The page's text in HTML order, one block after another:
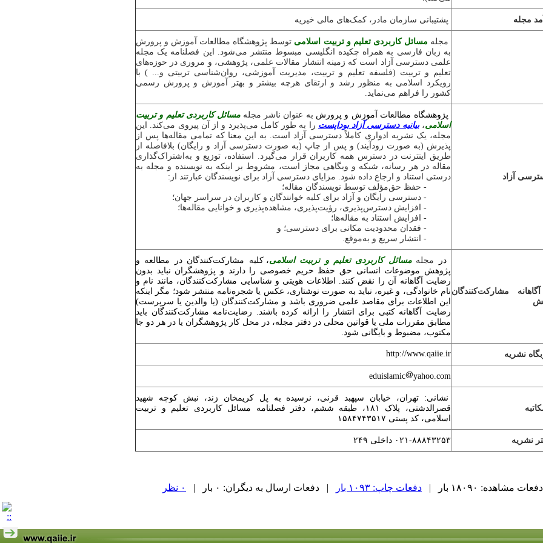
مجله پشتیبانی سازمان مادر، کمک‌های مالی خیریه
مجله مسائل کاربردی تعلیم و تربیت اسلامی توسط پژوهشگاه مطالعات آموزش و پرورش
به زبان فارسی به همراه چکیده انگلیسی مبسوط منتشر می‌شود. این فصلنامه یک مجله
علمی دسترسی آزاد است که زمینه انتشار مقالات علمی، پژوهشی، و مروری در حوزه‌های
تعلیم و تربیت (فلسفه تعلیم و تربیت، مدیریت آموزشی، روان‌شناسی تربیتی و... ) با
رویکرد اسلامی به منظور رشد و ارتقای هرچه بیشتر و بهتر آموزش و پرورش رسمی
کشور را فراهم می‌نماید.
آزاد
پژوهشگاه مطالعات آموزش و پرورش به عنوان ناشر مجلهمسائل کاربردی تعلیم و تربیت
اسلامی،بیانیه دسترسی آزاد بوداپست را به طور کامل می‌پذیرد و از آن پیروی می‌کند. این
مجله، یک نشریه ادواری کاملاً دسترسی آزاد است. به این معنا که تمامی مقاله‌ها پس از
پذیرش (به صورت زودآیند) و پس از چاپ (به صورت دسترسی آزاد و رایگان) بلافاصله از
طریق اینترنت در دسترس همه کاربران قرار می‌گیرد. استفاده، توزیع و به‌اشتراک‌گذاری
مقاله در هر رسانه، شبکه و وبگاهی مجاز است، مشروط بر اینکه به نویسنده و مجله به
درستی استناد و ارجاع داده شود. مزایای دسترسی آزاد برای نویسندگان عبارتند از:
- حفظ حق‌مؤلف توسط نویسندگان مقاله؛
- دسترسی رایگان و آزاد برای کلیه خوانندگان و کاربران در سراسر جهان؛
- افزایش دسترس‌پذیری، رؤیت‌پذیری، مشاهده‌پذیری و خوانایی مقاله‌ها؛
- افزایش استناد به مقاله‌ها؛
- فقدان محدودیت مکانی برای دسترسی؛ و
- انتشار سریع و به‌موقع.
مشارکت‌کنندگان
در مجلهمسائل کاربردی تعلیم و تربیت اسلامی، کلیه مشارکت‌کنندگان در مطالعه و
پژوهش موضوعات انسانی حق حفظ حریم خصوصی را دارند و پژوهشگران نباید بدون
رضایت آگاهانه آن را نقض کنند. اطلاعات هویتی و شناسایی مشارکت‌کنندگان، مانند نام و
نام خانوادگی، و غیره، نباید به صورت نوشتاری، عکس یا شجره‌نامه منتشر شود؛ مگر اینکه
این اطلاعات برای مقاصد علمی ضروری باشد و مشارکت‌کنندگان (یا والدین یا سرپرست)
رضایت آگاهانه کتبی برای انتشار را ارائه کرده باشند. رضایت‌نامه مشارکت‌کنندگان باید
مطابق مقررات ملی یا قوانین محلی در دفتر مجله، در محل کار پژوهشگران یا در هر دو جا
مکتوب، مضبوط و بایگانی شود.
نشریه http://www.qaiie.ir
eduislamic yahoo.com
نشانی: تهران، خیابان سپهبد قرنی، نرسیده به پل کریم­خان زند، نبش کوچه شهید
قصرالدشتی، پلاک ۱۸۱، طبقه ششم، دفتر فصلنامه مسائل کاربردی تعلیم و تربیت
اسلامی، کد پستی ۱۵۸۴۷۴۳۵۱۷
نشریه ۰۲۱-۸۸۸۴۳۲۵۳ داخلی ۲۴۹
دفعات مشاهده: ۱۸۰۹۰ بار | دفعات چاپ: ۱۰۹۳ بار | دفعات ارسال به دیگران: ۰ بار | ۰ نظر